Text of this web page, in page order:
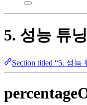
5. 성능 튜닝
Section titled “5. 성능